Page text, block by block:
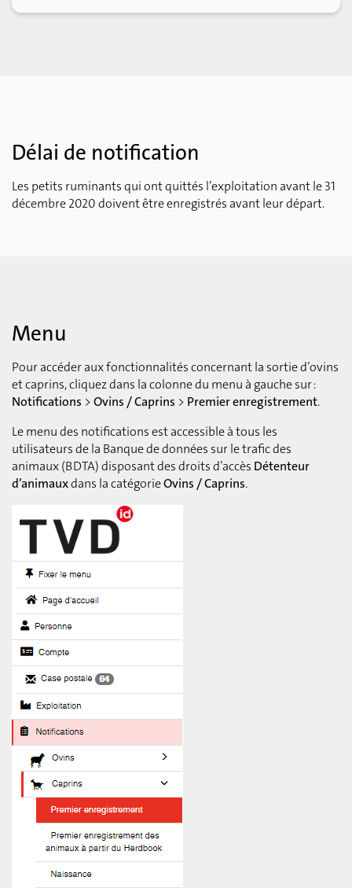
Délai de notification
Les petits ruminants qui ont quittés l’exploitation avant le 31
décembre 2020 doivent être enregistrés avant leur départ.
Menu
Pour accéder aux fonctionnalités concernant la sortie d’ovins
et caprins, cliquez dans la colonne du menu à gauche sur :
Notifications >Ovins / Caprins > Premier enregistrement.
Le menu des notifications est accessible à tous les
utilisateurs de la Banque de données sur le trafic des
animaux (BDTA) disposant des droits d’accès Détenteur
d’animauxdans la catégorieOvins / Caprins.